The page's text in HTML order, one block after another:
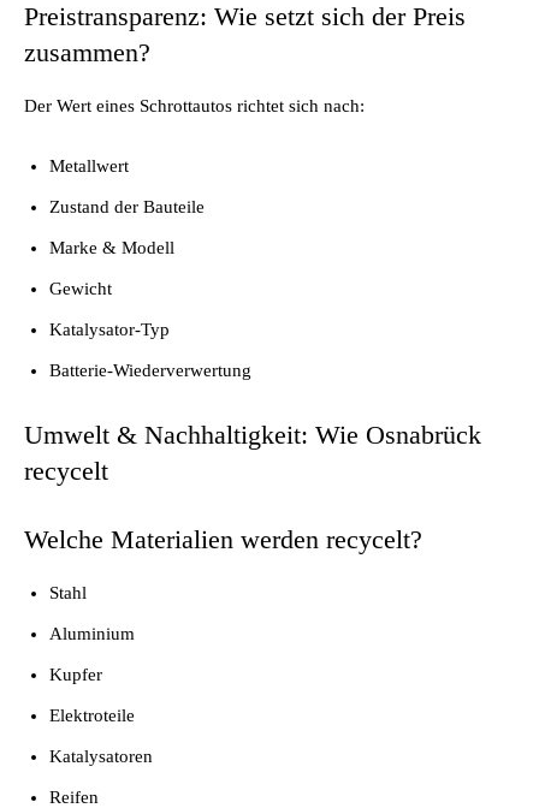
Preistransparenz: Wie setzt sich der Preis
zusammen?
Der Wert eines Schrottautos richtet sich nach:
Metallwert
Zustand der Bauteile
Marke & Modell
Gewicht
Katalysator-Typ
Batterie-Wiederverwertung
Umwelt & Nachhaltigkeit: Wie Osnabrück
recycelt
Welche Materialien werden recycelt?
Stahl
Aluminium
Kupfer
Elektroteile
Katalysatoren
Reifen